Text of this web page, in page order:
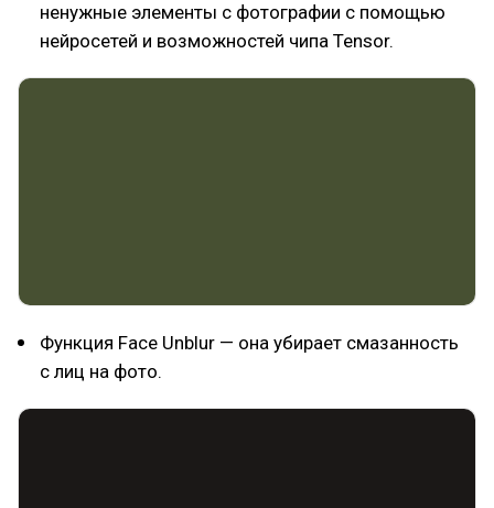
ненужные элементы с фотографии с помощью
нейросетей и возможностей чипа Tensor.
Функция Face Unblur — она убирает смазанность
с лиц на фото.